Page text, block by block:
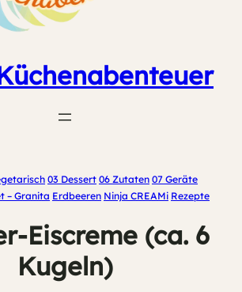
03 Dessert 06 Zutaten 07 Geräte
– Granita Erdbeeren Ninja CREAMi Rezepte
Eiscreme (ca. 6
Kugeln)